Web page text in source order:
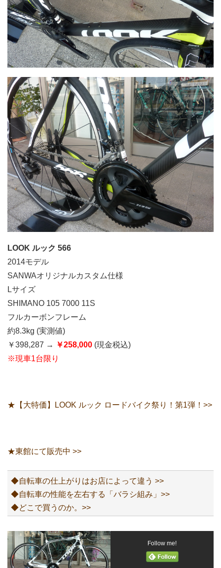
LOOK ルック 566
2014モデル
SANWAオリジナルカスタム仕様
Lサイズ
SHIMANO 105 7000 11S
フルカーボンフレーム
約8.3kg (実測値)
￥398,287 → ￥258,000 (現金税込)
※現車1台限り
★【大特価】LOOK ルック ロードバイク祭り！第1弾！>>
★東館にて販売中 >>
◆自転車の仕上がりはお店によって違う >>
◆自転車の性能を左右する「バラシ組み」>>
◆どこで買うのか。>>
Follow me!